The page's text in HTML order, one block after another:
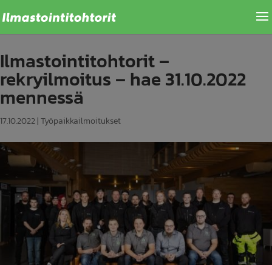
Ilmastointitohtorit –
rekryilmoitus – hae 31.10.2022
mennessä
17.10.2022|Työpaikkailmoitukset